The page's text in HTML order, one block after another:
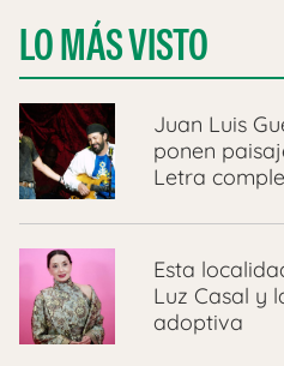
LO MÁS VISTO
Juan Luis
ponen
Letra
Esta
Luz Casal y
adoptiva